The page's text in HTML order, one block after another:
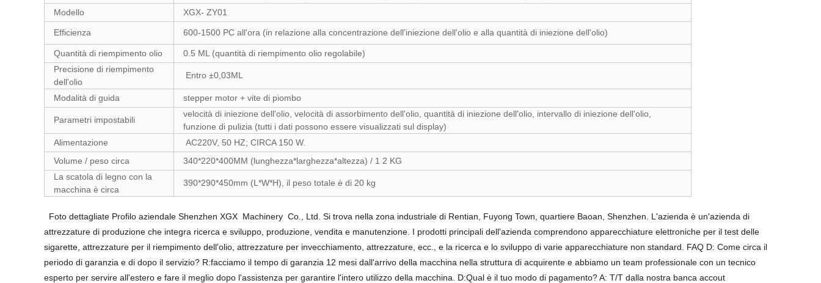
Modello
XGX- ZY01
Efficienza 600-1500 PC all'ora (in relazione alla concentrazione dell'iniezione dell'olio e alla quantità di iniezione dell'olio)
Quantità di riempimento olio
0.5 ML (quantità di riempimento olio regolabile)
Precisione di riempimento
dell'olio
Entro ±0,03ML
Modalità di guida stepper motor + vite di piombo
Parametri impostabili
velocità di iniezione dell'olio, velocità di assorbimento dell'olio, quantità di iniezione dell'olio, intervallo di iniezione dell'olio,
funzione di pulizia (tutti i dati possono essere visualizzati sul display)
Alimentazione
AC220V, 50 HZ; CIRCA 150 W.
Volume / peso circa
340*220*400MM (lunghezza*larghezza*altezza) / 1 2 KG
La scatola di legno con la
macchina è circa
390*290*450mm (L*W*H), il peso totale è di 20 kg
Foto dettagliate Profilo aziendale Shenzhen XGX Machinery Co., Ltd. Si trova nella zona industriale di Rentian, Fuyong Town, quartiere Baoan, Shenzhen. L'azienda è un'azienda di
attrezzature di produzione che integra ricerca e sviluppo, produzione, vendita e manutenzione. I prodotti principali dell'azienda comprendono apparecchiature elettroniche per il test delle
sigarette, attrezzature per il riempimento dell'olio, attrezzature per invecchiamento, attrezzature, ecc., e la ricerca e lo sviluppo di varie apparecchiature non standard. FAQ D: Come circa il
periodo di garanzia e di dopo il servizio? R:facciamo il tempo di garanzia 12 mesi dall'arrivo della macchina nella struttura di acquirente e abbiamo un team professionale con un tecnico
esperto per servire all'estero e fare il meglio dopo l'assistenza per garantire l'intero utilizzo della macchina. D:Qual è il tuo modo di pagamento? A: T/T dalla nostra banca accout